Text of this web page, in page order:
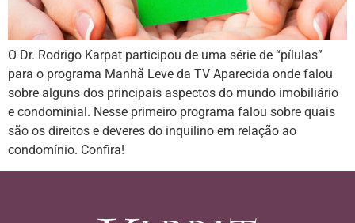
O Dr. Rodrigo Karpat participou de uma série de “pílulas”
para o programa Manhã Leve da TV Aparecida onde falou
sobre alguns dos principais aspectos do mundo imobiliário
e condominial. Nesse primeiro programa falou sobre quais
são os direitos e deveres do inquilino em relação ao
condomínio. Confira!